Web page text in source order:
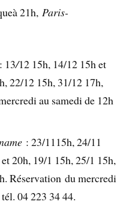
21h, Paris-
: 13/12 15h, 14/12 15h et
22/12 15h, 31/12 17h,
au samedi de 12h
: 23/1115h, 24/11
20h, 19/1 15h, 25/1 15h,
Réservation du mercredi
04 223 34 44.